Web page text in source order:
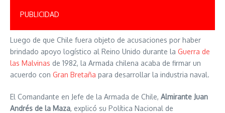
PUBLICIDAD
Luego de que Chile fuera objeto de acusaciones por haber
brindado apoyo logístico al Reino Unido durante la Guerra de
las Malvinas de 1982, la Armada chilena acaba de firmar un
acuerdo con Gran Bretaña para desarrollar la industria naval.
El Comandante en Jefe de la Armada de Chile, Almirante Juan
Andrés de la Maza, explicó su Política Nacional de